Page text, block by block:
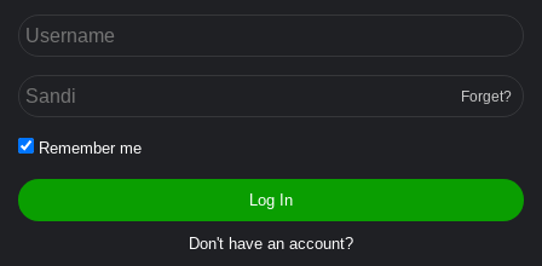
Forget?
Remember me
Log In
Don't have an account?